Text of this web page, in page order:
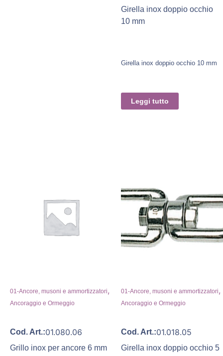
Girella inox doppio occhio
10 mm
Girella inox doppio occhio 10 mm
Leggi tutto
01-Ancore, musoni e ammortizzatori,
Ancoraggio e Ormeggio
Cod. Art.:01.080.06
Grillo inox per ancore 6 mm
01-Ancore, musoni e ammortizzatori,
Ancoraggio e Ormeggio
Cod. Art.:01.018.05
Girella inox doppio occhio 5